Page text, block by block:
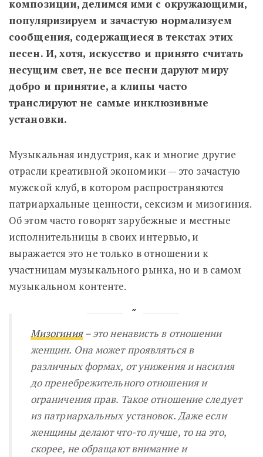
композиции, делимся ими с окружающими,
популяризируем и зачастую нормализуем
сообщения, содержащиеся в текстах этих
песен. И, хотя, искусство и принято считать
несущим свет, не все песни даруют миру
добро и принятие, а клипы часто
транслируют не самые инклюзивные
установки.
Музыкальная индустрия, как и многие другие
отрасли креативной экономики — это зачастую
мужской клуб, в котором распространяются
патриархальные ценности, сексизм и мизогиния.
Об этом часто говорят зарубежные и местные
исполнительницы в своих интервью, и
выражается это не только в отношении к
участницам музыкального рынка, но и в самом
музыкальном контенте.
Мизогиния– это ненависть в отношении
женщин. Она может проявляться в
различных формах, от унижения и насилия
до пренебрежительного отношения и
ограничения прав. Такое отношение следует
из патриархальных установок. Даже если
женщины делают что-то лучше, то на это,
скорее, не обращают внимание и